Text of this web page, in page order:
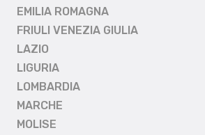
EMILIA ROMAGNA
FRIULI VENEZIA GIULIA
LAZIO
LIGURIA
LOMBARDIA
MARCHE
MOLISE